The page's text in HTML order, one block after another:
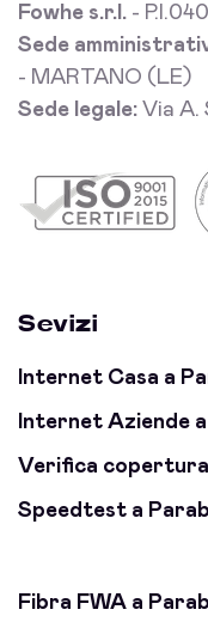
Fowhe s.r.l. -
Sede
- MARTANO (LE)
Sede legale: Via A.
Sevizi
Internet Casa a
Internet Aziende
Verifica
Speedtest a
Fibra FWA a